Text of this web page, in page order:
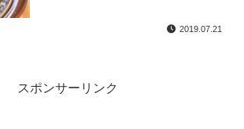
2019.07.21
スポンサーリンク